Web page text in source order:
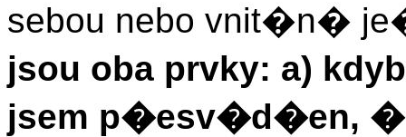
sebou nebo vnit�n�
jsou oba prvky: a)
jsem p�esv�d�en,